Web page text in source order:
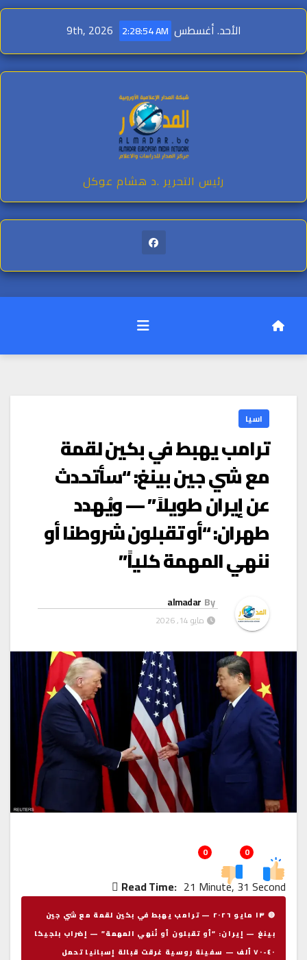
Skip
content
الأحد. أغسطس 9th, 2026 2:28:55 AM
رئيس التحرير .د هشام عوكل
اسيا
ترامب يهبط في بكين لقمة
مع شي جين بينغ: “سأتحدث
عن إيران طويلاً” — ويُهدد
طهران: “أو تقبلون شروطنا أو
ننهي المهمة كلياً”
By
almadar
مايو 14, 2026
0
0
Read Time: 21 Minute, 31 Second
🔴 ١٣ مايو ٢٠٢٦ — ترامب يهبط في بكين لقمة مع شي جين
بينغ — إيران: “أو تقبلون أو نُنهي المهمة” — إضراب بلجيكا
٤٠-٧٠ ألف — سفينة روسية غرقت قبالة إسبانيا تحمل